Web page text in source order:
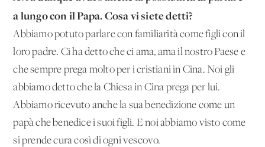
a lungo con il Papa. Cosavi siete detti?
Abbiamo potuto parlare con familiarità come figli con il
loro padre. Ci ha detto che ci ama, ama il nostro Paese e
che sempre prega molto per i cristiani in Cina. Noi gli
abbiamo detto che la Chiesa in Cina prega per lui.
Abbiamo ricevuto anche la sua benedizione come un
papà che benedice i suoi figli. E noi abbiamo visto come
si prende cura così di ogni vescovo.